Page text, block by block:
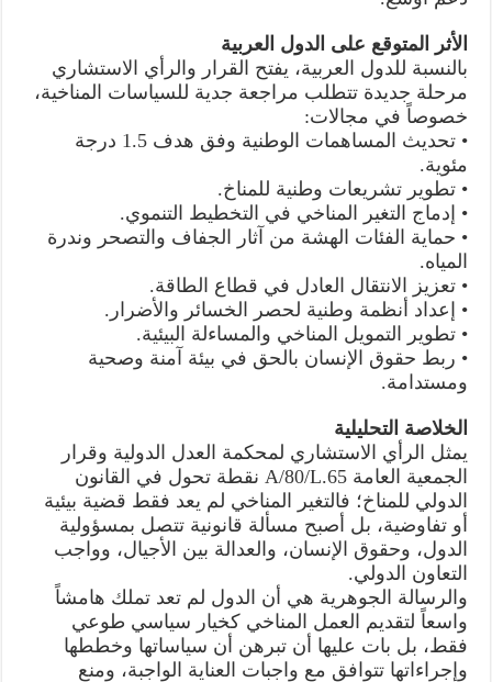
الأثر المتوقع على الدول العربية
بالنسبة للدول العربية، يفتح القرار والرأي الاستشاري
مرحلة جديدة تتطلب مراجعة جدية للسياسات المناخية،
خصوصاً في مجالات:
• تحديث المساهمات الوطنية وفق هدف 1.5 درجة
مئوية.
• تطوير تشريعات وطنية للمناخ.
• إدماج التغير المناخي في التخطيط التنموي.
• حماية الفئات الهشة من آثار الجفاف والتصحر وندرة
المياه.
• تعزيز الانتقال العادل في قطاع الطاقة.
• إعداد أنظمة وطنية لحصر الخسائر والأضرار.
• تطوير التمويل المناخي والمساءلة البيئية.
• ربط حقوق الإنسان بالحق في بيئة آمنة وصحية
ومستدامة.
الخلاصة التحليلية
يمثل الرأي الاستشاري لمحكمة العدل الدولية وقرار
الجمعية العامة A/80/L.65 نقطة تحول في القانون
الدولي للمناخ؛ فالتغير المناخي لم يعد فقط قضية بيئية
أو تفاوضية، بل أصبح مسألة قانونية تتصل بمسؤولية
الدول، وحقوق الإنسان، والعدالة بين الأجيال، وواجب
التعاون الدولي.
والرسالة الجوهرية هي أن الدول لم تعد تملك هامشاً
واسعاً لتقديم العمل المناخي كخيار سياسي طوعي
فقط، بل بات عليها أن تبرهن أن سياساتها وخططها
وإجراءاتها تتوافق مع واجبات العناية الواجبة، ومنع